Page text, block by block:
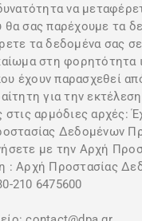
να
θα σας παρέχουμε τα
τα δεδομένα σας
στη φορητότητα
έχουν παρασχεθεί
για την
στις αρμόδιες αρχές:
Δεδομένων
με την Αρχή
: Αρχή Προστασίας
210 6475600